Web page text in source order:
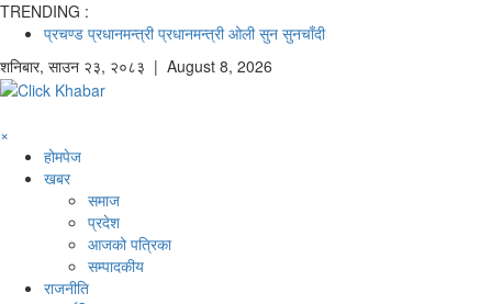
TRENDING :
प्रचण्ड प्रधानमन्त्री प्रधानमन्त्री ओली सुन सुनचाँदी
शनिबार, साउन २३, २०८३ | August 8, 2026
×
होमपेज
खबर
समाज
प्रदेश
आजको पत्रिका
सम्पादकीय
राजनीति